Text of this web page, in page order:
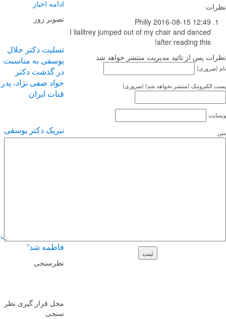
Philly 2016-08-15 12:49
I lialltrey jumped out of my chair and danced
after reading this!
پس از تائید مدیریت منتشر خواهد شد
(منتشر نخواهد شد) (ضروری)
ادامه اخبار
تصویر روز
تسلیت دکتر جلال
یوسفی به مناسبت
در گذشت دکتر
جواد صفی نژاد، پدر
قنات ایران
تبریک دکتر یوسفی
به دکتر مختاری
فاطمه شد”
نظرسنجی
محل قرار گیری نظر
سنجی